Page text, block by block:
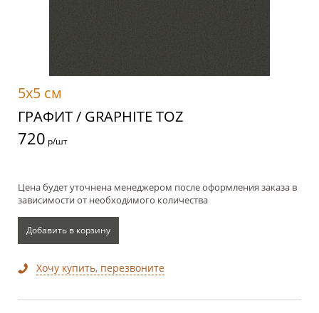
5x5 см
ГРАФИТ / GRAPHITE TOZ
720 р/шт
Цена будет уточнена менеджером после оформления заказа в
зависимости от необходимого количества
Добавить в корзину
Хочу купить, перезвоните